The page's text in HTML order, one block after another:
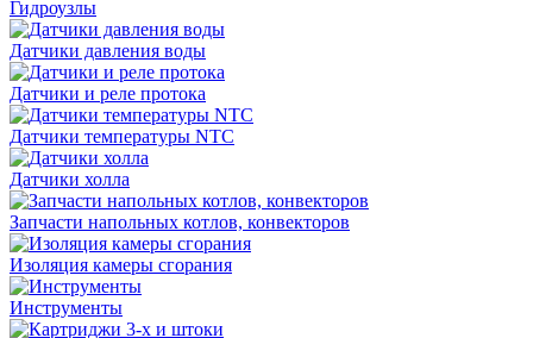
Гидроузлы
Датчики давления воды
Датчики и реле протока
Датчики температуры NTC
Датчики холла
Запчасти напольных котлов, конвекторов
Изоляция камеры сгорания
Инструменты